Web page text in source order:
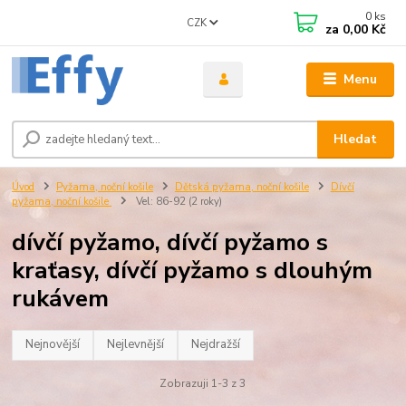
Menu
CZK
Hledat
0 ks
za 0,00 Kč
Úvod Pyžama, noční košile Dětská pyžama, noční košile
Dívčí
pyžama, noční košile
Vel: 86-92 (2 roky)
dívčí pyžamo, dívčí pyžamo s
kraťasy, dívčí pyžamo s dlouhým
rukávem
Nejnovější Nejlevnější Nejdražší
Zobrazuji 1-3 z 3